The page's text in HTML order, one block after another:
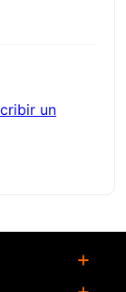
un
+